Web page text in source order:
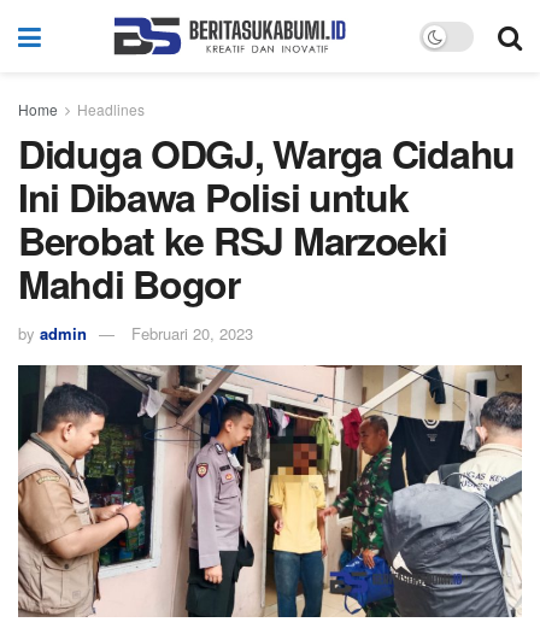
Home Headlines
Diduga ODGJ, Warga Cidahu
Ini Dibawa Polisi untuk
Berobat ke RSJ Marzoeki
Mahdi Bogor
by admin Februari 20, 2023